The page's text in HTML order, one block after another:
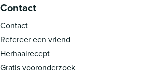
Contact
Contact
Refereer een vriend
Herhaalrecept
Gratis vooronderzoek